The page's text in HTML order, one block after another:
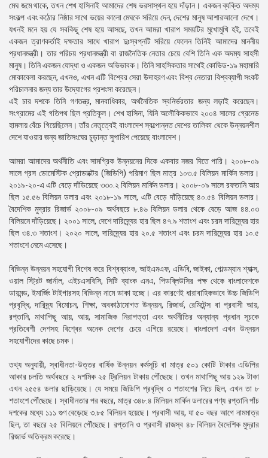
মেঘ জমে থাকে, তখন শেখ হাসিনাই আমাদের শেষ ভরসাস্থল হয়ে দাঁড়ান। একজন ব্যক্তি অদম্য
সংকল্প এবং কঠোর নিষ্ঠার সাথে ভয়ের কালো মেঘকে সরিয়ে দেন, দেশের মানুষ আশারআলো দেখে।
যখনই মনে হয় যে সবকিছু শেষ হয়ে আসছে, তখন আমরা খারাপ সময়টির মুখোমুখি হই, তবেই
একজন ত্রাণকর্তাই দক্ষতার সাথে খারাপ দুঃস্বপ্নটি সরিয়ে ফেলেন তিনিই আমাদের মাননীয়
প্রধানমন্ত্রী। তার পরিচয় প্রধানমন্ত্রী বা রাজনৈতিক নেতার চেয়ে বেশি তিনি এক অদম্য সাহসী
মানুষ। তিনি একজন যোদ্ধা ও একজন অভিভাবক। তিনি সাহসিকতার সাথেই কোভিড-১৯ মহামারি
মোকাবেলা করছেন, এখনও, এখন এটি বিশ্বের সেরা উদাহরণ এবং বিশ্ব নেতারা বিশ্বব্যাপী সংকট
পরিচালনার জন্য তার উদ্যোগের প্রশংসা করেছেন।
এই চার দশকে তিনি গণতন্ত্র, মানবাধিকার, অর্থনৈতিক স্বনির্ভরতার জন্য লড়াই করেছেন।
সংগ্রামের এই গতিপথ ছিল প্রতিকূল। শেখ হাসিনা, যিনি অলৌকিকভাবে ২০০৪ সালের গ্রেনেড
হামলায় বেঁচে গিয়েছিলেন। তাঁর নেতৃত্বেই বাংলাদেশ স্বল্পোন্নত দেশের তালিকা থেকে উন্নয়নশীল
দেশে যাওয়ার জন্য জাতিসংঘের চূড়ান্ত সুপারিশ পেয়েছে বাংলাদেশ।
আমরা আমাদের অর্থনীতি এবং সামগ্রিক উন্নয়নের দিকে একবার নজর দিতে পারি। ২০০৮-০৯
সালে গ্রস ডোমেস্টিক প্রোডাক্টের (জিডিপি) পরিমাণ ছিল মাত্র ১০৩.৫ বিলিয়ন মার্কিন ডলার।
২০১৯-২০-এ এটি বেড়ে দাঁডিয়েছে ৩৩০.২ বিলিয়ন মার্কিন ডলার। ২০০৮-০৯ সালে রফতানি আয়
ছিল ১৫.৫৬ বিলিয়ন ডলার এবং ২০১৮-১৯ সালে, এটি বেড়ে দাঁড়িয়েছে ৪০.৫৪ বিলিয়ন ডলার।
বৈদেশিক মুদ্রার রিজার্ভ ২০০৮-০৯ অর্থবছরে ৮.৪৬ বিলিয়ন ডলার থেকে বেড়ে আজ ৪৪.০৩
বিলিয়নে দাঁড়িয়েছে। ২০০১ সালে, দেশে দারিদ্র্যের হার ছিল ৪৭.৯ শতাংশ এবং চরম দারিদ্র্যের হার
ছিল ৩৪.৩ শতাংশ। ২০২০ সালে, দারিদ্র্যের হার ২০.৫ শতাংশ এবং চরম দারিদ্র্যের হার ১০.৫
শতাংশে নেমে এসেছে।
বিভিন্ন উন্নয়ন সহযোগী বিশেষ করে বিশ্বব্যাংক, আইএমএফ, এডিবি, জাইকা, গোল্ডম্যান শ্যাক্স,
ওয়াল স্ট্রিট জার্নাল, এইচএসবিসি, সিটি ব্যাংক এনএ, পিডব্লিউসির পক্ষ থেকে বাংলাদেশকে
ডায়মন্ড, ইমার্জিং টাইগারসহ বিভিন্ন নামে ডাকা হচ্ছে। এর কারণেই ধারাবাহিকভাবে উচ্চ জিডিপি
প্রবৃদ্ধি, দারিদ্র্য বিমোচন, শিক্ষা, অবকাঠামোগত উন্নয়ন, রিজার্ভ, রেমিটেন্স বা প্রবাসী আয়,
রপ্তানি, মাথাপিছু আয়, আয়, সামাজিক নিরাপত্তা এবং অর্থনীতির অন্যান্য প্রধান সূচকে
প্রতিবেশী দেশসহ বিশ্বের অনেক দেশের চেয়ে এগিয়ে রয়েছে। বাংলাদেশ এখন উন্নয়ন
সহযোগীদের কাছে চমক।
তথ্য অনুযায়ী, স্বাধীনতা-উত্তর বার্ষিক উন্নয়ন কর্মসূচি বা মাত্র ৫০১ কোটি টাকার এডিপির
আকার চলতি অর্থবছরে ২ দশমিক ২৫ ট্রিলিয়ন টাকায় পৌঁছেছে। তখন মাথাপিছু আয় ১২৯ টাকা
এখন ২৫৫৪ ডলার ছাড়িয়েছে। যে সময়ে জিডিপি প্রবৃদ্ধি ৩ শতাংশের নিচে ছিল, এখন তা ৮
শতাংশে পৌঁছেছে। স্বাধীনতার পর বছরে, মাত্র ৩৪৮.৪ মিলিয়ন মার্কিন ডলারের পণ্য রপ্তানি পাঁচ
দশকের মধ্যে ১১১ গুণ বেড়েছে ৩.৮৫ বিলিয়ন হয়েছে। প্রবাসী আয়, যা ৫০ বছর আগে নামমাত্র
ছিল, তা বছরে ২৫ বিলিয়নে পৌঁছেছে। রপ্তানি ও প্রবাসী রাজস্ব ৪৮ বিলিয়ন বৈদেশিক মুদ্রার
রিজার্ভ অতিক্রম করেছে।